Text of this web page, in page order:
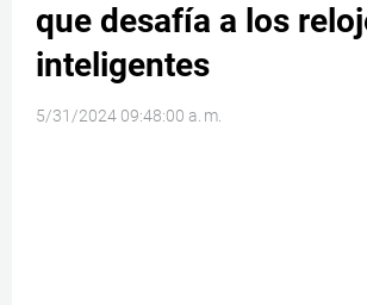
que desafía a los
inteligentes
5/31/2024 09:48:00 a. m.